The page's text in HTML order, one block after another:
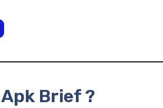
Brief ?